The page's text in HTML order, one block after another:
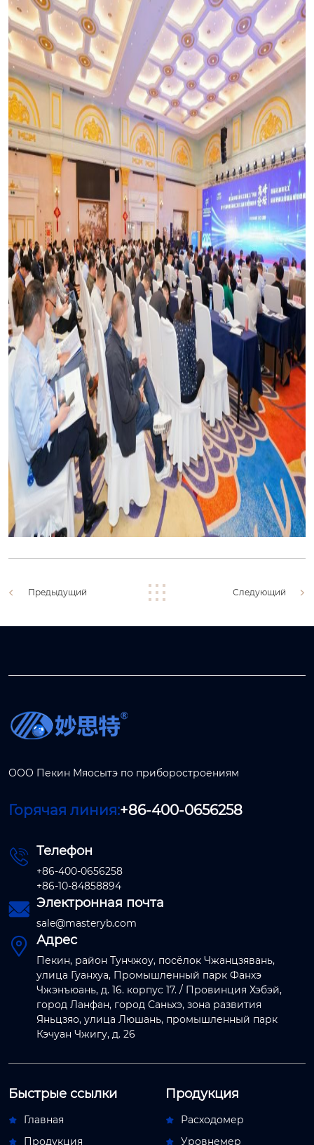
Предыдущий Следующий
ООО Пекин Мяосытэ по приборостроениям
Горячая линия:+86-400-0656258
 Телефон
+86-400-0656258
+86-10-84858894
 Электронная почта
sale@masteryb.com
 Адрес
Пекин, район Тунчжоу, посёлок Чжанцзявань,
улица Гуанхуа, Промышленный парк Фанхэ
Чжэнъюань, д. 16. корпус 17. / Провинция Хэбэй,
город Ланфан, город Саньхэ, зона развития
Яньцзяо, улица Люшань, промышленный парк
Кэчуан Чжигу, д. 26
Быстрые ссылки
 Главная
 Продукция
Продукция
 Расходомер
 Уровнемер